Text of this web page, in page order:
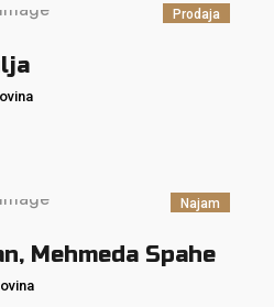
Prodaja
Najam
Mehmeda Spahe